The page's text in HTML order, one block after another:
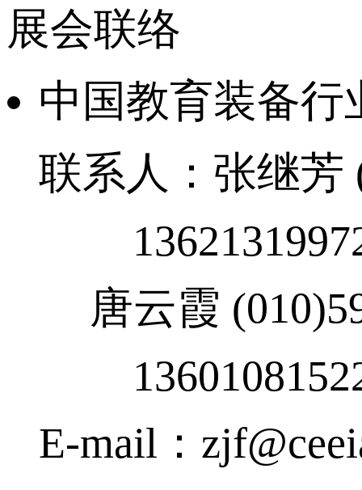
展会联络
中国教育装备行
联系人：张继芳
唐云霞
E-mail：